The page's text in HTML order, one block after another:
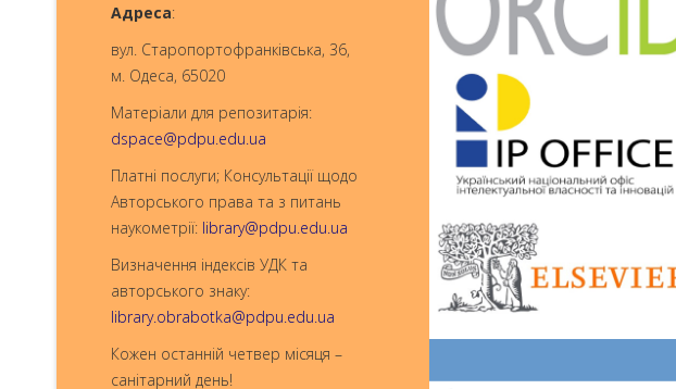
Aдреса:
вул. Старопортофранківська, 36,
м. Одеса, 65020
Матеріали для репозитарія:
dspace@pdpu.edu.ua
Платні послуги; Консультації щодо
Авторського права та з питань
наукометрії: library@pdpu.edu.ua
Визначення індексів УДК та
авторського знаку:
library.obrabotka@pdpu.edu.ua
Кожен останній четвер місяця –
санітарний день!